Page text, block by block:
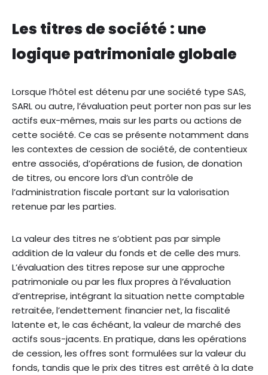
Les titres de société : une
logique patrimoniale globale
Lorsque l’hôtel est détenu par une société type SAS,
SARL ou autre, l’évaluation peut porter non pas sur les
actifs eux-mêmes, mais sur les parts ou actions de
cette société. Ce cas se présente notamment dans
les contextes de cession de société, de contentieux
entre associés, d’opérations de fusion, de donation
de titres, ou encore lors d’un contrôle de
l’administration fiscale portant sur la valorisation
retenue par les parties.
La valeur des titres ne s’obtient pas par simple
addition de la valeur du fonds et de celle des murs.
L’évaluation des titres repose sur une approche
patrimoniale ou par les flux propres à l’évaluation
d’entreprise, intégrant la situation nette comptable
retraitée, l’endettement financier net, la fiscalité
latente et, le cas échéant, la valeur de marché des
actifs sous-jacents. En pratique, dans les opérations
de cession, les offres sont formulées sur la valeur du
fonds, tandis que le prix des titres est arrêté à la date